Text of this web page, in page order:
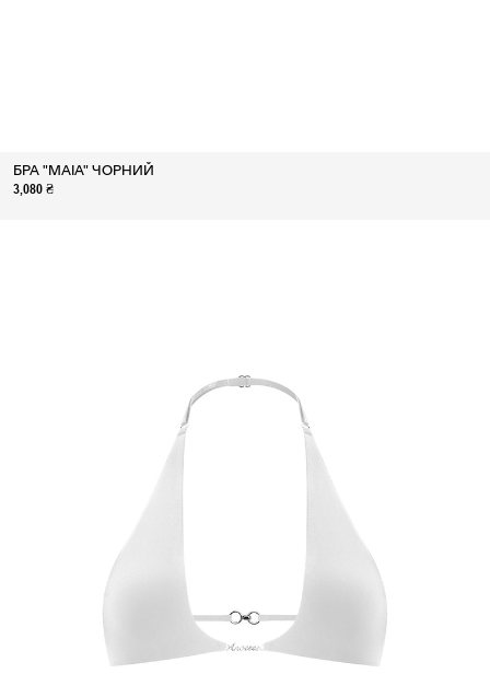
БРА "MAIA" ЧОРНИЙ
3,080 ₴